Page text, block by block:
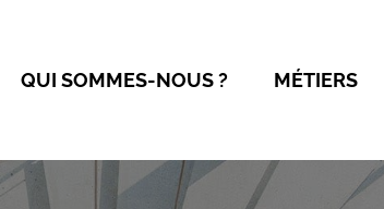
QUI SOMMES-NOUS ? MÉTIERS